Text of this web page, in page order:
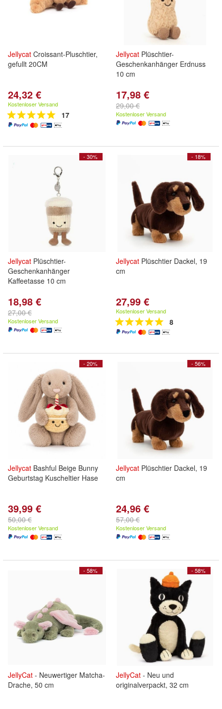
Jellycat Croissant-Pluschtier,
gefullt 20CM
24,32 €
Kostenloser Versand
17
Jellycat Plüschtier-
Geschenkanhänger Erdnuss
10 cm
17,98 €
29,00 €
Kostenloser Versand
- 30%
Jellycat Plüschtier-
Geschenkanhänger
Kaffeetasse 10 cm
18,98 €
27,00 €
Kostenloser Versand
- 18%
Jellycat Plüschtier Dackel, 19
cm
27,99 €
Kostenloser Versand
8
- 20%
Jellycat Bashful Beige Bunny
Geburtstag Kuscheltier Hase
39,99 €
50,00 €
Kostenloser Versand
- 56%
Jellycat Plüschtier Dackel, 19
cm
24,96 €
57,00 €
Kostenloser Versand
- 58%
JellyCat - Neuwertiger Matcha-
Drache, 50 cm
- 58%
JellyCat - Neu und
originalverpackt, 32 cm